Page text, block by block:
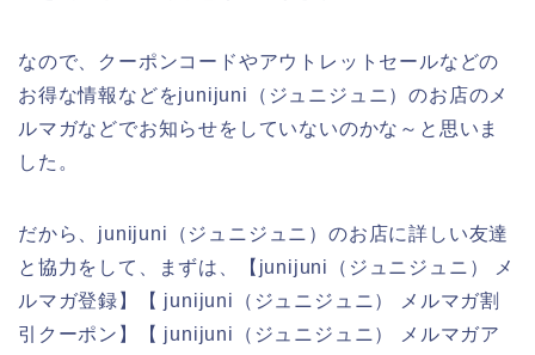
なので、クーポンコードやアウトレットセールなどの
お得な情報などをjunijuni（ジュニジュニ）のお店のメ
ルマガなどでお知らせをしていないのかな～と思いま
した。
だから、junijuni（ジュニジュニ）のお店に詳しい友達
と協力をして、まずは、【junijuni（ジュニジュニ） メ
ルマガ登録】【 junijuni（ジュニジュニ） メルマガ割
引クーポン】【 junijuni（ジュニジュニ） メルマガア